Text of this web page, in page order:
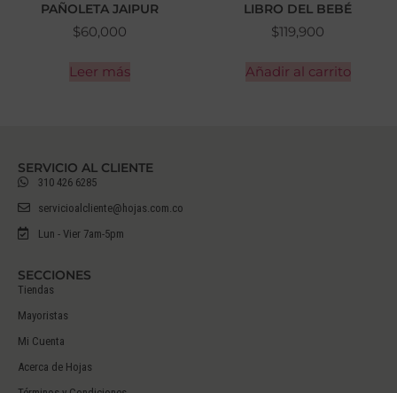
PAÑOLETA JAIPUR
$60,000
Leer más
LIBRO DEL BEBÉ
$119,900
Añadir al carrito
SECCIONES
Tiendas
Mayoristas
Mi Cuenta
Acerca de Hojas
SERVICIO AL CLIENTE
310 426 6285
servicioalcliente@hojas.com.co
Lun - Vier 7am-5pm